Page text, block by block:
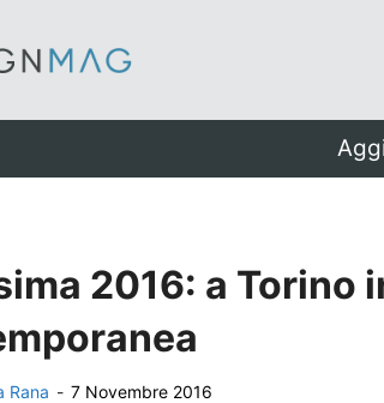
2016: a Torino
Rana - 7 Novembre 2016